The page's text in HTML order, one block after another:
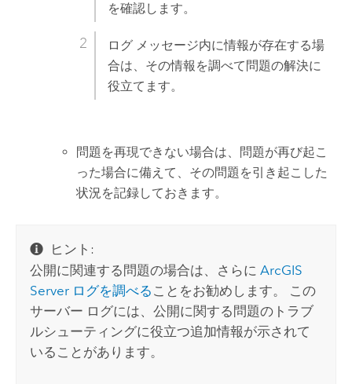
を確認します。
ログ メッセージ内に情報が存在する場
合は、その情報を調べて問題の解決に
役立てます。
問題を再現できない場合は、問題が再び起こ
った場合に備えて、その問題を引き起こした
状況を記録しておきます。
ヒント:
公開に関連する問題の場合は、さらにArcGIS
Server ログを調べる ことをお勧めします。 この
サーバー ログには、公開に関する問題のトラブ
ルシューティングに役立つ追加情報が示されて
いることがあります。